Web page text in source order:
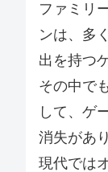
ファミリ
ンは、多
出を持つ
その中で
して、ゲ
消失があ
現代では